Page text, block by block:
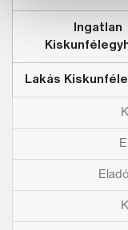
Ingatlan
Lakás